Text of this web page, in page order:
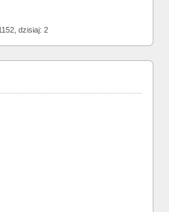
dzisiaj: 2